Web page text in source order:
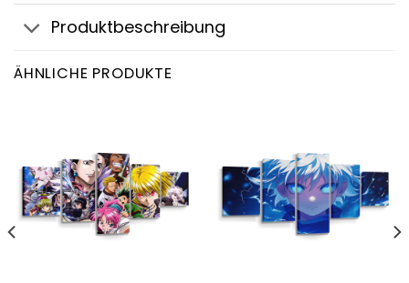
Produktbeschreibung
ÄHNLICHE PRODUKTE